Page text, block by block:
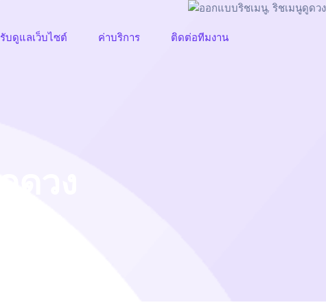
รับดูแลเว็บไซต์ ค่าบริการ ติดต่อทีมงาน